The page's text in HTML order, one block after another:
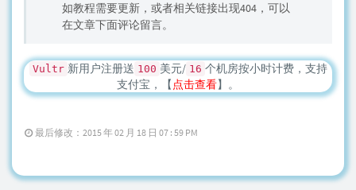
如教程需要更新，或者相关链接出现404，可以
在文章下面评论留言。
Vultr 新用户注册送 100 美元/ 16 个机房按小时计费，支持
支付宝，【点击查看】。
最后修改：2015 年 02 月 18 日 07 : 59 PM